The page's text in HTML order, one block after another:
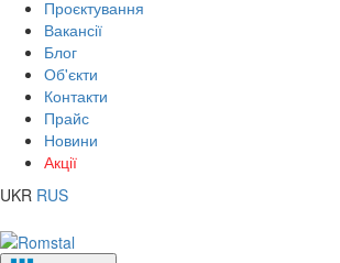
Проєктування
Вакансії
Блог
Об'єкти
Контакти
Прайс
Новини
Акції
UKR RUS